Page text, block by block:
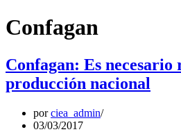
Confagan
Confagan: Es
producción nacional
porciea_admin
03/03/2017